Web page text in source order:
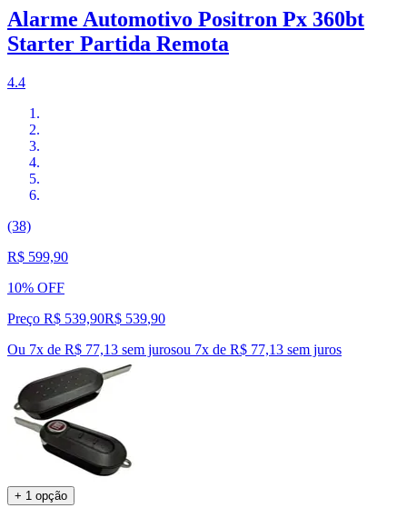
Alarme Automotivo Positron Px 360bt
Starter Partida Remota
4.4
(38)
R$ 599,90
10% OFF
Preço R$ 539,90R$ 539,90
Ou 7x de R$ 77,13 sem jurosou 7x de R$ 77,13 sem juros
+ 1 opção